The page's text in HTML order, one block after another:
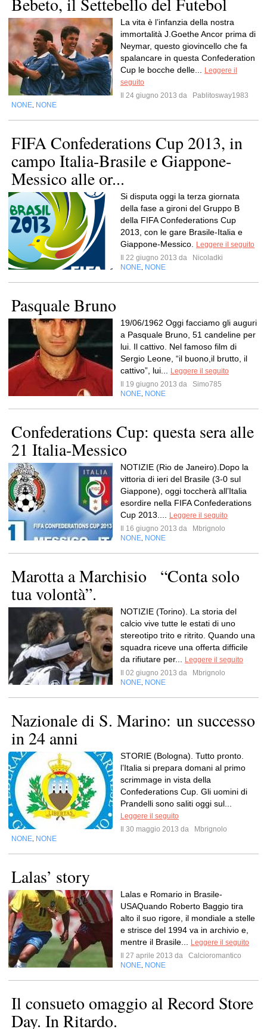
La vita è l’infanzia della nostra
immortalità J.Goethe Ancor prima di
Neymar, questo giovincello che fa
spalancare in questa Confederation
Cup le bocche delle...
Leggere il
seguito
Il 24 giugno 2013 da
Pablitosway1983
NONE NONE
FIFA Confederations Cup 2013, in
campo Italia-Brasile e Giappone-
Messico alle or...
Si disputa oggi la terza giornata
della fase a gironi del Gruppo B
della FIFA Confederations Cup
2013, con le gare Brasile-Italia e
Giappone-Messico.
Leggere il seguito
Il 22 giugno 2013 da
Nicoladki
NONE NONE
Pasquale Bruno
19/06/1962 Oggi facciamo gli auguri
a Pasquale Bruno, 51 candeline per
lui. Il cattivo. Nel famoso film di
Sergio Leone, “il buono,il brutto, il
cattivo”, lui...
Leggere il seguito
Il 19 giugno 2013 da
Simo785
NONE NONE
Confederations Cup: questa sera alle
21 Italia-Messico
NOTIZIE (Rio de Janeiro).Dopo la
vittoria di ieri del Brasile (3-0 sul
Giappone), oggi toccherà all’Italia
esordire nella FIFA Confederations
Cup 2013....
Leggere il seguito
Il 16 giugno 2013 da
Mbrignolo
NONE NONE
Marotta a Marchisio “Conta solo
tua volontà”.
NOTIZIE (Torino). La storia del
calcio vive tutte le estati di uno
stereotipo trito e ritrito. Quando una
squadra riceve una offerta difficile
da rifiutare per...
Leggere il seguito
Il 02 giugno 2013 da
Mbrignolo
NONE NONE
Nazionale di S. Marino: un successo
in 24 anni
STORIE (Bologna). Tutto pronto.
l’Italia si prepara domani al primo
scrimmage in vista della
Confederations Cup. Gli uomini di
Prandelli sono saliti oggi sul...
Leggere il seguito
Il 30 maggio 2013 da
Mbrignolo
NONE NONE
Lalas’ story
Lalas e Romario in Brasile-
USAQuando Roberto Baggio tira
alto il suo rigore, il mondiale a stelle
e strisce del 1994 va in archivio e,
mentre il Brasile...
Leggere il seguito
Il 27 aprile 2013 da
Calcioromantico
NONE NONE
Il consueto omaggio al Record Store
Day. In Ritardo.